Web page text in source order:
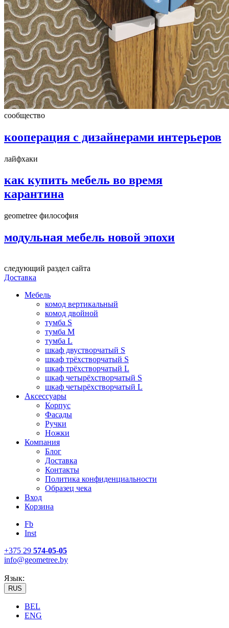
сообщество
кооперация с дизайнерами интерьеров
лайфхаки
как купить мебель во время
карантина
geometree философия
модульная мебель новой эпохи
следующий раздел сайта
Доставка
Мебель
комод вертикальный
комод двойной
тумба S
тумба M
тумба L
шкаф двустворчатый S
шкаф трёхстворчатый S
шкаф трёхстворчатый L
шкаф четырёхстворчатый S
шкаф четырёхстворчатый L
Аксессуары
Корпус
Фасады
Ручки
Ножки
Компания
Блог
Доставка
Контакты
Политика конфиденциальности
Образец чека
Вход
Корзина
Fb
Inst
+375 29 574-05-05
info@geometree.by
Язык:
RUS
BEL
ENG